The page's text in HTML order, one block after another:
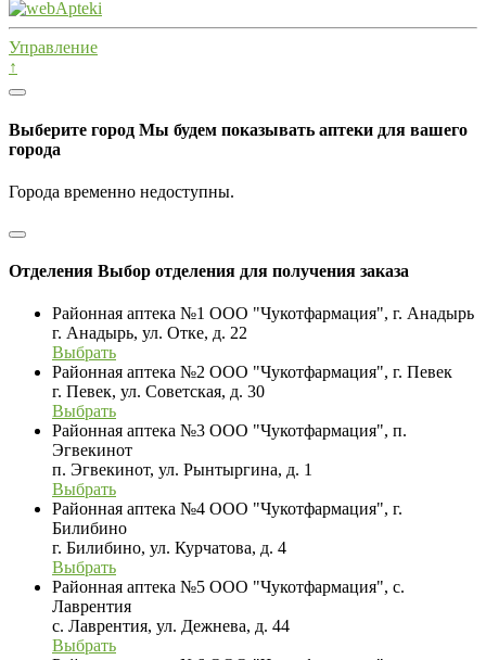
Управление
↑
Выберите город Мы будем показывать аптеки для вашего
города
Города временно недоступны.
Отделения Выбор отделения для получения заказа
Районная аптека №1 ООО "Чукотфармация", г. Анадырь
г. Анадырь, ул. Отке, д. 22
Выбрать
Районная аптека №2 ООО "Чукотфармация", г. Певек
г. Певек, ул. Советская, д. 30
Выбрать
Районная аптека №3 ООО "Чукотфармация", п.
Эгвекинот
п. Эгвекинот, ул. Рынтыргина, д. 1
Выбрать
Районная аптека №4 ООО "Чукотфармация", г.
Билибино
г. Билибино, ул. Курчатова, д. 4
Выбрать
Районная аптека №5 ООО "Чукотфармация", с.
Лаврентия
с. Лаврентия, ул. Дежнева, д. 44
Выбрать